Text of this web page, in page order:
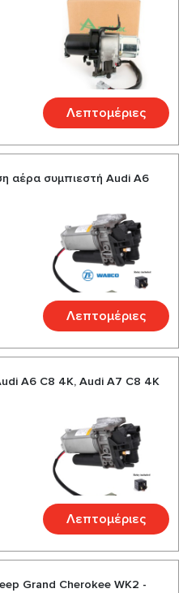
Λεπτομέριες
αέρα συμπιεστή Audi А6
Λεπτομέριες
А6 C8 4K, Audi А7 C8 4K
Λεπτομέριες
Grand Cherokee WK2 -